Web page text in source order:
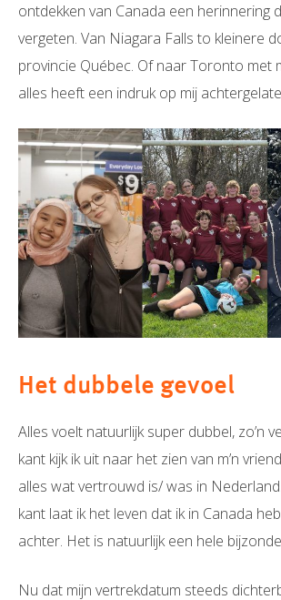
ontdekken van Canada een herinnering
vergeten. Van Niagara Falls to kleinere
provincie Québec. Of naar Toronto met
alles heeft een indruk op mij
Het dubbele gevoel
Alles voelt natuurlijk super dubbel, zo’n
kant kijk ik uit naar het zien van m’n
alles wat vertrouwd is/ was in
kant laat ik het leven dat ik in Canada
achter. Het is natuurlijk een hele
Nu dat mijn vertrekdatum steeds